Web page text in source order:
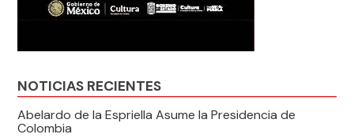
NOTICIAS RECIENTES
Abelardo de la Espriella Asume la Presidencia de
Colombia